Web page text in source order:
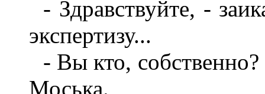
- Здравствуйте, -
экспертизу...
- Вы кто,
Моська.